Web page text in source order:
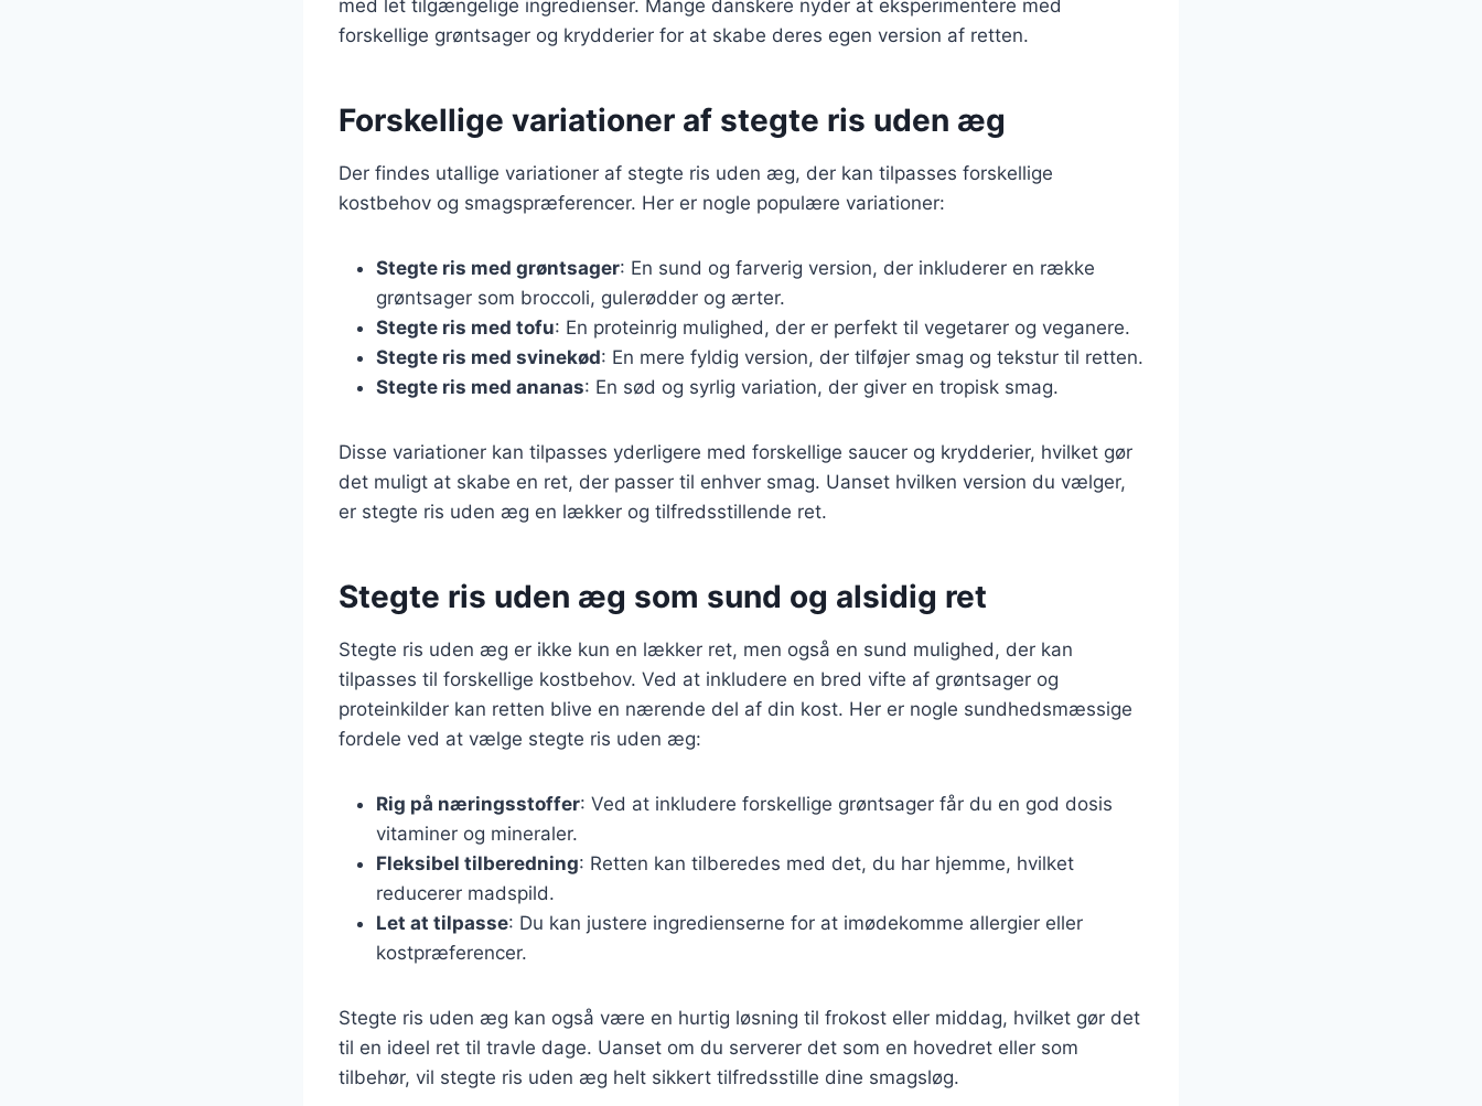
med let tilgængelige ingredienser. Mange danskere nyder at eksperimentere med
forskellige grøntsager og krydderier for at skabe deres egen version af retten.
Forskellige variationer af stegte ris uden æg
Der findes utallige variationer af stegte ris uden æg, der kan tilpasses forskellige
kostbehov og smagspræferencer. Her er nogle populære variationer:
Stegte ris med grøntsager: En sund og farverig version, der inkluderer en række
grøntsager som broccoli, gulerødder og ærter.
Stegte ris med tofu: En proteinrig mulighed, der er perfekt til vegetarer og veganere.
Stegte ris med svinekød: En mere fyldig version, der tilføjer smag og tekstur til retten.
Stegte ris med ananas: En sød og syrlig variation, der giver en tropisk smag.
Disse variationer kan tilpasses yderligere med forskellige saucer og krydderier, hvilket gør
det muligt at skabe en ret, der passer til enhver smag. Uanset hvilken version du vælger,
er stegte ris uden æg en lækker og tilfredsstillende ret.
Stegte ris uden æg som sund og alsidig ret
Stegte ris uden æg er ikke kun en lækker ret, men også en sund mulighed, der kan
tilpasses til forskellige kostbehov. Ved at inkludere en bred vifte af grøntsager og
proteinkilder kan retten blive en nærende del af din kost. Her er nogle sundhedsmæssige
fordele ved at vælge stegte ris uden æg:
Rig på næringsstoffer: Ved at inkludere forskellige grøntsager får du en god dosis
vitaminer og mineraler.
Fleksibel tilberedning: Retten kan tilberedes med det, du har hjemme, hvilket
reducerer madspild.
Let at tilpasse: Du kan justere ingredienserne for at imødekomme allergier eller
kostpræferencer.
Stegte ris uden æg kan også være en hurtig løsning til frokost eller middag, hvilket gør det
til en ideel ret til travle dage. Uanset om du serverer det som en hovedret eller som
tilbehør, vil stegte ris uden æg helt sikkert tilfredsstille dine smagsløg.